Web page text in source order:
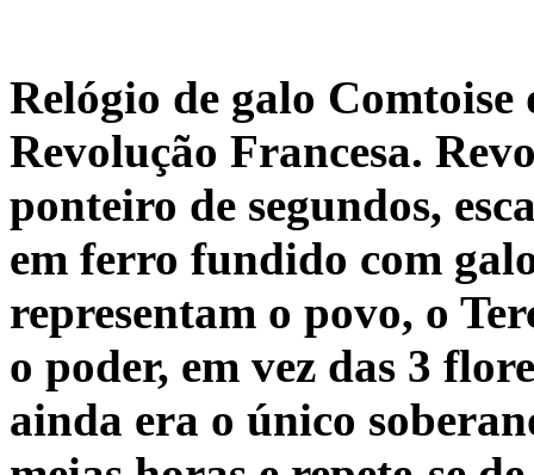
Relógio de galo
Revolução Francesa.
ponteiro de segundos,
em ferro fundido com
representam o povo, o
o poder, em vez das 3
ainda era o único